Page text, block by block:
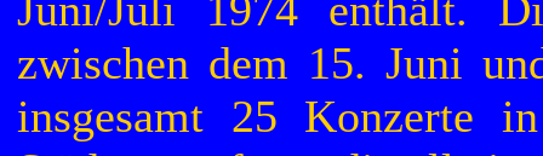
zwischen dem 15. Juni
insgesamt 25 Konzerte